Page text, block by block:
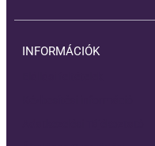
INFORMÁCIÓK